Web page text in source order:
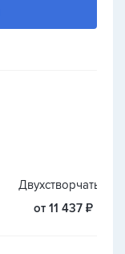
Двухстворчатые
от 11 437 ₽